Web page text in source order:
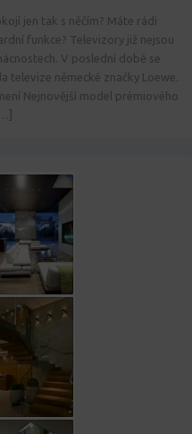
jen tak s něčím? Máte rádi
funkce? Televizory již nejsou
V poslední době se
televize německé značky Loewe.
Nejnovější model prémiového